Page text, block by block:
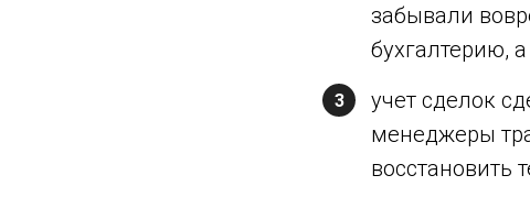
забывали
бухгалтерию,
3
учет сделок
менеджеры
восстановить